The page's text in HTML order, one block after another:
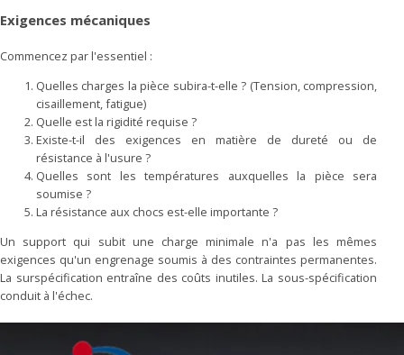
Exigences mécaniques
Commencez par l'essentiel :
Quelles charges la pièce subira-t-elle ? (Tension, compression,
cisaillement, fatigue)
Quelle est la rigidité requise ?
Existe-t-il des exigences en matière de dureté ou de
résistance à l'usure ?
Quelles sont les températures auxquelles la pièce sera
soumise ?
La résistance aux chocs est-elle importante ?
Un support qui subit une charge minimale n'a pas les mêmes
exigences qu'un engrenage soumis à des contraintes permanentes.
La surspécification entraîne des coûts inutiles. La sous-spécification
conduit à l'échec.